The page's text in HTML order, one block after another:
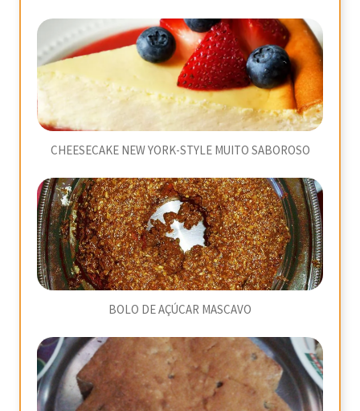
CHEESECAKE NEW YORK-STYLE MUITO SABOROSO
BOLO DE AÇÚCAR MASCAVO